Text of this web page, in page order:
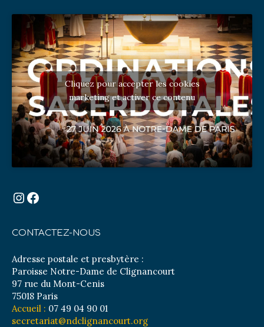
Cliquez pour accepter les cookies
marketing et activer ce contenu
Instagram
Facebook
CONTACTEZ-NOUS
Adresse postale et presbytère :
Paroisse Notre-Dame de Clignancourt
97 rue du Mont-Cenis
75018 Paris
Accueil : 07 49 04 90 01
secretariat@ndclignancourt.org